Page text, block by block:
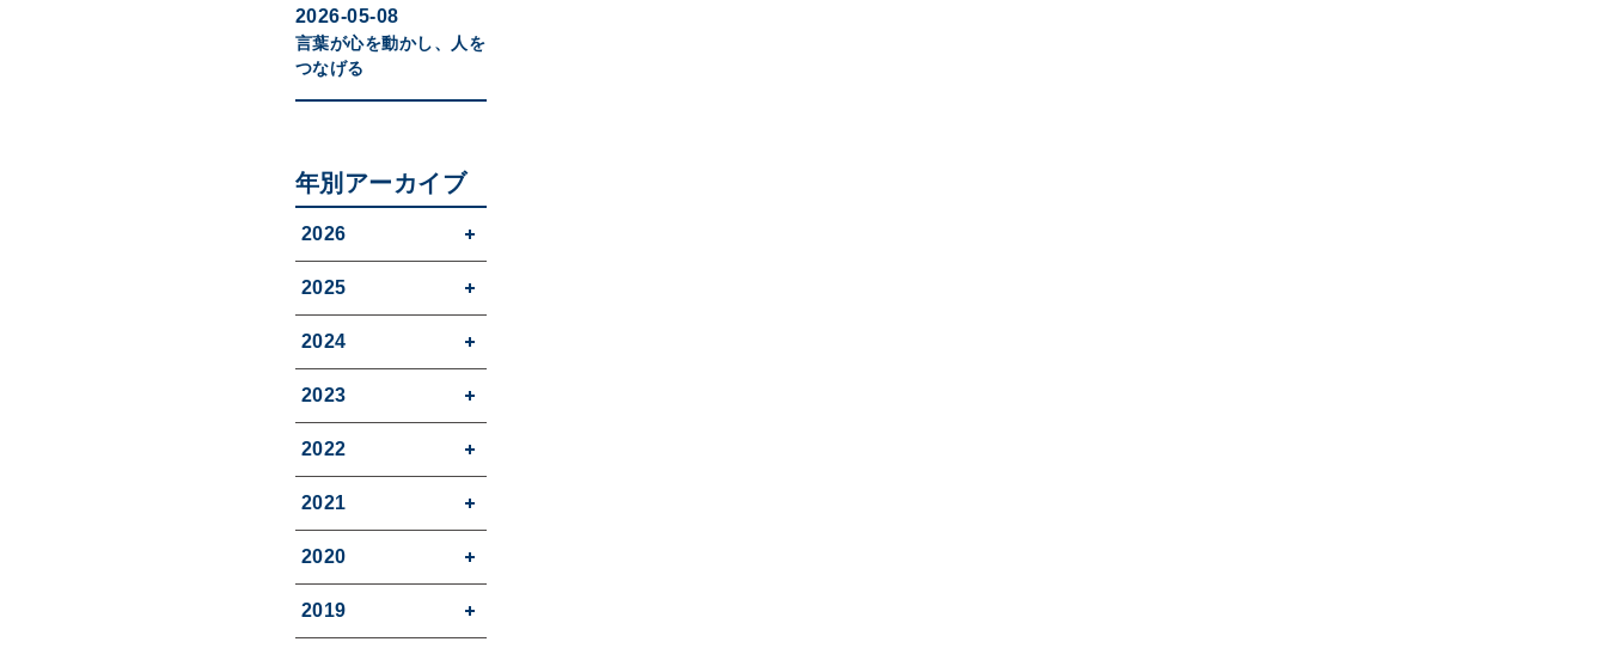
2026-05-08
言葉が心を動かし、人を
つなげる
年別アーカイブ
2026
2025
2024
2023
2022
2021
2020
2019